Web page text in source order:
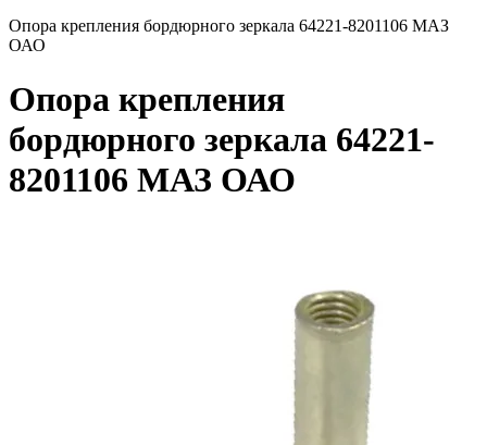
Опора крепления бордюрного зеркала 64221-8201106 МАЗ
ОАО
Опора крепления
бордюрного зеркала 64221-
8201106 МАЗ ОАО